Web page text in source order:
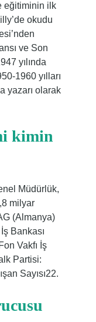
eğitiminin ilk
okudu
ve Son
yılında
1960 yılları
yazarı olarak
kimin
Müdürlük,
milyar
(Almanya)
Bankası
Vakfı İş
Partisi:
Sayısı22.